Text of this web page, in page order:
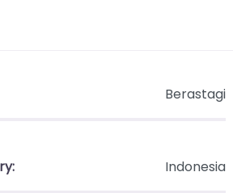
Berastagi
Indonesia